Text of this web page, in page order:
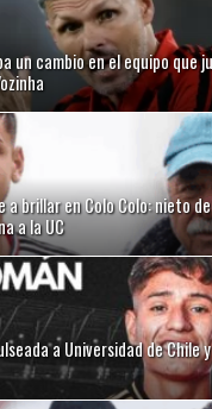
un cambio en el equipo que
a brillar en Colo Colo: nieto
a la UC
a Universidad de Chile